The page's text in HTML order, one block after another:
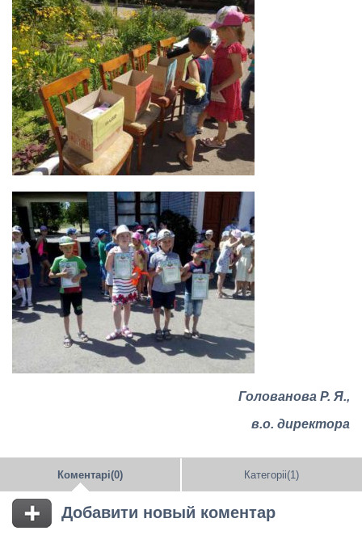
Голованова Р. Я.,
в.о. директора
Коментарі(0) Категоріі(1)
Добавити новый коментар